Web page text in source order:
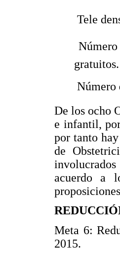
 Tele

gratuitos.

De los ocho
e infantil,
por tanto
de
acuerdo a
Meta 6:
2015.